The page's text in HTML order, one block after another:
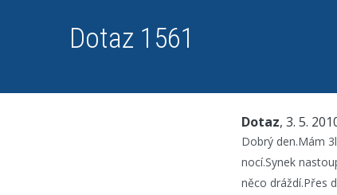
Dotaz 1561
Dotaz, 3. 5.
Dobrý den.Mám
nocí.Synek
něco dráždí.Přes